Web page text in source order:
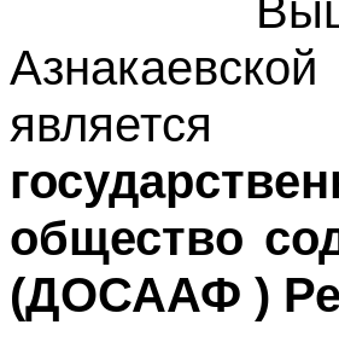
является
общество
(ДОСААФ )